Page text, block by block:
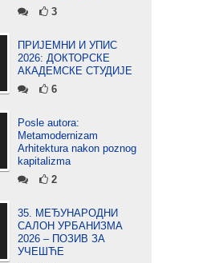
3
ПРИЈЕМНИ И УПИС
2026: ДОКТОРСКЕ
АКАДЕМСКЕ СТУДИЈЕ
6
Posle autora:
Metamodernizam
Arhitektura nakon poznog
kapitalizma
2
35. МЕЂУНАРОДНИ
САЛОН УРБАНИЗМА
2026 – ПОЗИВ ЗА
УЧЕШЋЕ